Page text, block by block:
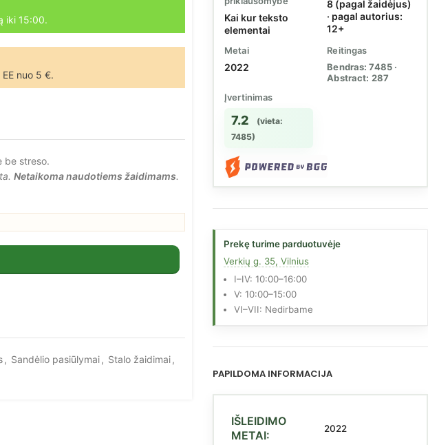
iki 15:00.
nuo 5 €.
be streso.
Netaikoma naudotiems žaidimams.
, Sandėlio pasiūlymai , Stalo žaidimai ,
Kai kur teksto
elementai
8 (pagal žaidėjus)
· pagal autorius:
12+
Metai
2022
Reitingas
Bendras: 7485 ·
Abstract: 287
Įvertinimas
7.2
(vieta:
7485)
Prekę turime parduotuvėje
Verkių g. 35, Vilnius
I–IV: 10:00–16:00
V: 10:00–15:00
VI–VII: Nedirbame
PAPILDOMA INFORMACIJA
IŠLEIDIMO
METAI:
2022